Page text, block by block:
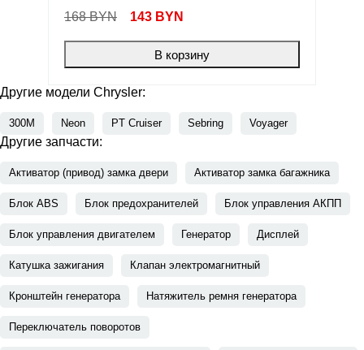
168 BYN 143 BYN
В корзину
Другие модели Chrysler:
300M Neon PT Cruiser Sebring Voyager
Другие запчасти:
Активатор (привод) замка двери Активатор замка багажника
Блок ABS Блок предохранителей Блок управления АКПП
Блок управления двигателем Генератор Дисплей
Катушка зажигания Клапан электромагнитный
Кронштейн генератора Натяжитель ремня генератора
Переключатель поворотов